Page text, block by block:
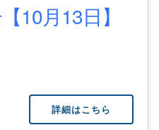
10月13日】
詳細はこちら